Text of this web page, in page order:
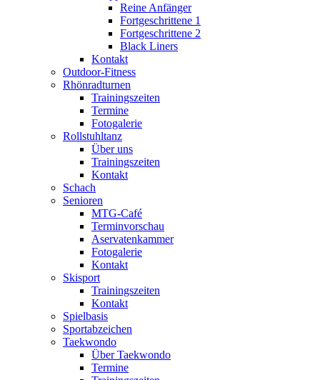
Reine Anfänger
Fortgeschrittene 1
Fortgeschrittene 2
Black Liners
Kontakt
Outdoor-Fitness
Rhönradturnen
Trainingszeiten
Termine
Fotogalerie
Rollstuhltanz
Über uns
Trainingszeiten
Kontakt
Schach
Senioren
MTG-Café
Terminvorschau
Aservatenkammer
Fotogalerie
Kontakt
Skisport
Trainingszeiten
Kontakt
Spielbasis
Sportabzeichen
Taekwondo
Über Taekwondo
Termine